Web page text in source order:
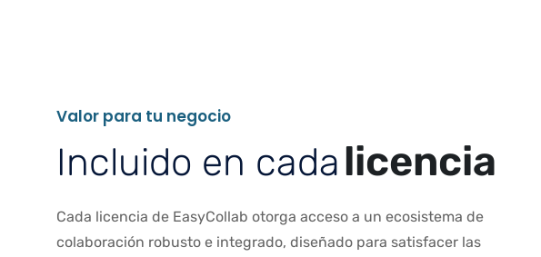
Valor para tu negocio
Incluido en cadalicencia
Cada licencia de EasyCollab otorga acceso a un ecosistema de
colaboración robusto e integrado, diseñado para satisfacer las